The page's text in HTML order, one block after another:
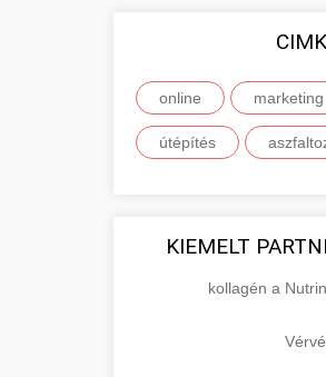
online marketing
útépítés
KIEMELT
kollagén a